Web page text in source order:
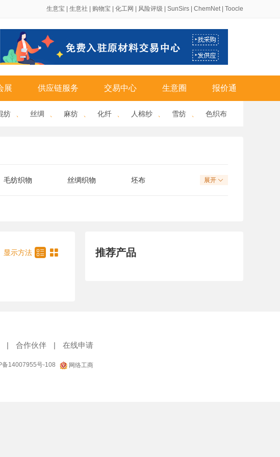
生意宝 生意社 购物宝 化工网 风险评级 SunSirs ChemNet| Toocle
展 供应链服务 交易中心 生意圈 报价通
纺 丝绸 麻纺 化纤 人棉纱 雪纺 色织布
毛纺织物 丝绸织物 坯布 展开 
显示方法   推荐产品
| 合作伙伴 | 在线申请
备14007955号-108 网络工商